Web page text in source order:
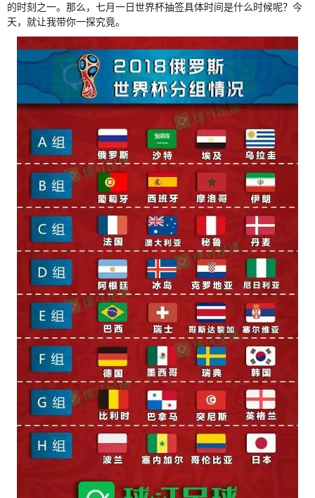
的时刻之一。那么，七月一日世界杯抽签具体时间是什么时候呢？今
天，就让我带你一探究竟。